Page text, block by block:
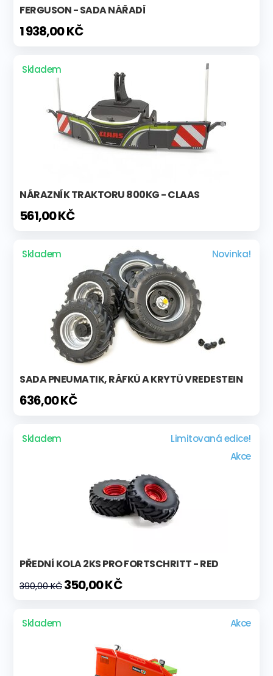
FERGUSON - SADA NÁŘADÍ
1 938,00 KČ
Skladem
NÁRAZNÍK TRAKTORU 800KG - CLAAS
561,00 KČ
Skladem Novinka!
SADA PNEUMATIK, RÁFKŮ A KRYTŮ VREDESTEIN
636,00 KČ
Skladem
Limitovaná edice!
Akce
PŘEDNÍ KOLA 2KS PRO FORTSCHRITT - RED
390,00 KČ 350,00 KČ
Skladem Akce